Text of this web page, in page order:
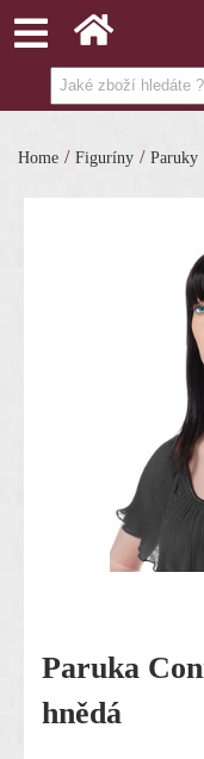
Home / Figuríny / Paruky
Paruka
hnědá